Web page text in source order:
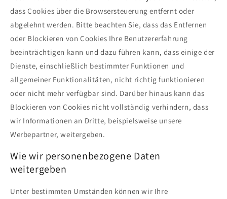
dass Cookies über die Browsersteuerung entfernt oder
abgelehnt werden. Bitte beachten Sie, dass das Entfernen
oder Blockieren von Cookies Ihre Benutzererfahrung
beeinträchtigen kann und dazu führen kann, dass einige der
Dienste, einschließlich bestimmter Funktionen und
allgemeiner Funktionalitäten, nicht richtig funktionieren
oder nicht mehr verfügbar sind. Darüber hinaus kann das
Blockieren von Cookies nicht vollständig verhindern, dass
wir Informationen an Dritte, beispielsweise unsere
Werbepartner, weitergeben.
Wie wir personenbezogene Daten
weitergeben
Unter bestimmten Umständen können wir Ihre